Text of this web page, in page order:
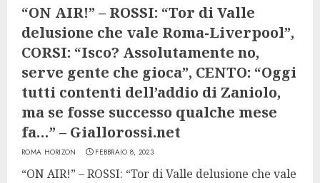
“ON AIR!” – ROSSI: “Tor di Valle
delusione che vale Roma-Liverpool”,
CORSI: “Isco? Assolutamente no,
serve gente che gioca”, CENTO: “Oggi
tutti contenti dell’addio di Zaniolo,
ma se fosse successo qualche mese
fa…” – Giallorossi.net
ROMA HORIZON FEBBRAIO 8, 2023
“ON AIR!” – ROSSI: “Tor di Valle delusione che vale